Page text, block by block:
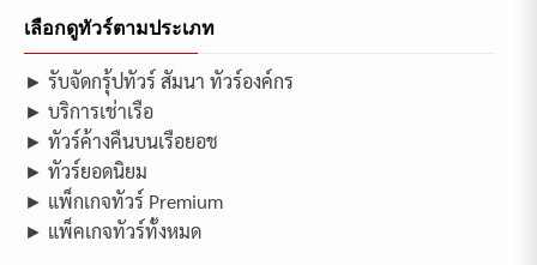
เลือกดูทัวร์ตามประเภท
► รับจัดกรุ้ปทัวร์ สัมนา ทัวร์องค์กร
► บริการเช่าเรือ
► ทัวร์ค้างคืนบนเรือยอช
► ทัวร์ยอดนิยม
► แพ็กเกจทัวร์ Premium
► แพ็คเกจทัวร์ทั้งหมด